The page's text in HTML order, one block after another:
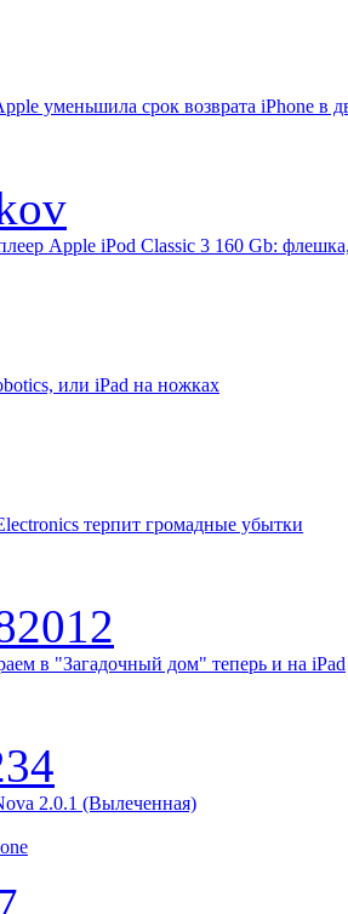
уменьшила срок возврата iPhone в
Apple iPod Classic 3 160 Gb:
или iPad на ножках
терпит громадные убытки
в "Загадочный дом" теперь и на iPad
2.0.1 (Вылеченная)